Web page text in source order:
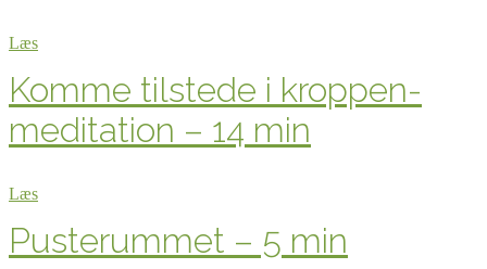
Læs
Komme tilstede i kroppen-
meditation – 14 min
Læs
Pusterummet – 5 min